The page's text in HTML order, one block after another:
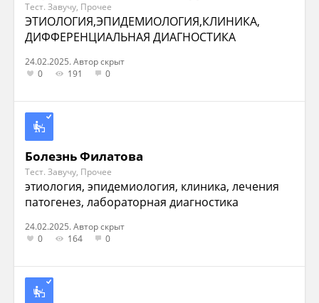
Тест. Завучу, Прочее
ЭТИОЛОГИЯ,ЭПИДЕМИОЛОГИЯ,КЛИНИКА,
ДИФФЕРЕНЦИАЛЬНАЯ ДИАГНОСТИКА
24.02.2025. Автор скрыт
0
191 0
Болезнь Филатова
Тест. Завучу, Прочее
этиология, эпидемиология, клиника, лечения
патогенез, лабораторная диагностика
24.02.2025. Автор скрыт
0
164 0